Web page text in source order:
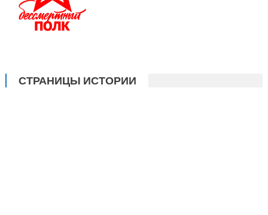
СТРАНИЦЫ ИСТОРИИ